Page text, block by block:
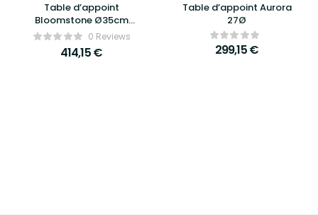
Table d’appoint
Bloomstone Ø35cm
blanc – Richmond
Interiors
0 Reviews
414,15€
Table d’appoint Aurora
27Ø
299,15€